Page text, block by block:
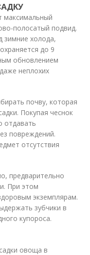
максимальный
полосатый подвид.
зимние холода,
до 9
обновлением
неплохих
почву, которая
Покупая чеснок
отдавать
повреждений.
отсутствия
предварительно
При этом
экземплярам.
зубчики в
купороса.
овоща в